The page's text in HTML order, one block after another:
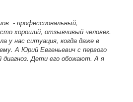
- профессиональный,
хороший, отзывчивый человек.
у нас ситуация, когда даже в
А Юрий Евгеньевич с первого
диагноз. Дети его обожают. А я